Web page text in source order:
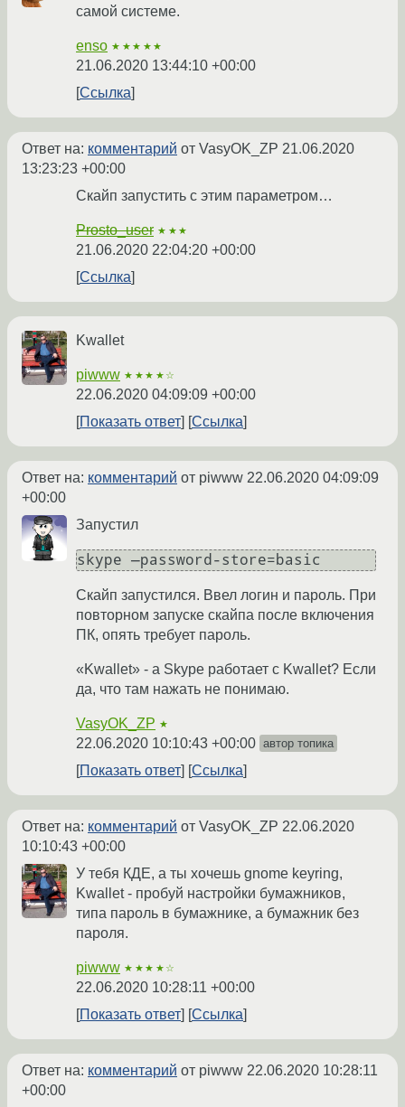
самой системе.
enso ★★★★★
21.06.2020 13:44:10 +00:00
Ссылка
Ответ на: комментарий от VasyOK_ZP 21.06.2020
13:23:23 +00:00
Скайп запустить с этим параметром…
Prosto_user ★★★
21.06.2020 22:04:20 +00:00
Ссылка
Kwallet
piwww ★★★★☆
22.06.2020 04:09:09 +00:00
Показать ответ
Ссылка
Ответ на: комментарий от piwww 22.06.2020 04:09:09
+00:00
Запустил
Скайп запустился. Ввел логин и пароль. При
повторном запуске скайпа после включения
ПК, опять требует пароль.
«Kwallet» - а Skype работает с Kwallet? Если
да, что там нажать не понимаю.
VasyOK_ZP ★
22.06.2020 10:10:43 +00:00 автор топика
Показать ответ Ссылка
Ответ на: комментарий от VasyOK_ZP 22.06.2020
10:10:43 +00:00
У тебя КДЕ, а ты хочешь gnome keyring,
Kwallet - пробуй настройки бумажников,
типа пароль в бумажнике, а бумажник без
пароля.
piwww ★★★★☆
22.06.2020 10:28:11 +00:00
Показать ответ
Ссылка
Ответ на: комментарий от piwww 22.06.2020 10:28:11
+00:00